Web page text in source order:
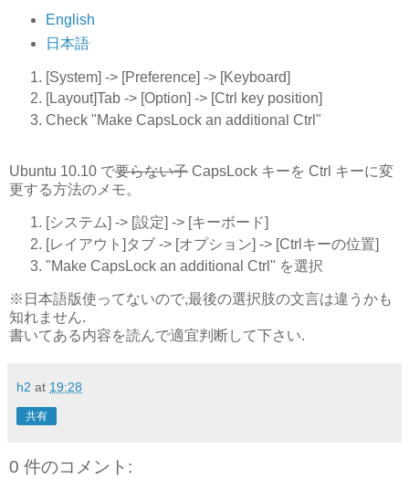
English
日本語
[System] -> [Preference] -> [Keyboard]
[Layout]Tab -> [Option] -> [Ctrl key position]
Check "Make CapsLock an additional Ctrl"
Ubuntu 10.10 で要らない子 CapsLock キーを Ctrl キーに変
更する方法のメモ。
[システム] -> [設定] -> [キーボード]
[レイアウト]タブ -> [オプション] -> [Ctrlキーの位置]
"Make CapsLock an additional Ctrl" を選択
※日本語版使ってないので,最後の選択肢の文言は違うかも
知れません.
書いてある内容を読んで適宜判断して下さい.
h2 at 19:28
共有
0 件のコメント: